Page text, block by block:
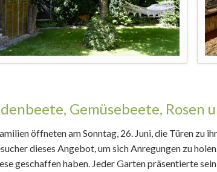
Gemüsebeete, Rosen
öffneten am Sonntag, 26. Juni, die Türen zu
dieses Angebot, um sich Anregungen zu
geschaffen haben. Jeder Garten präsentierte